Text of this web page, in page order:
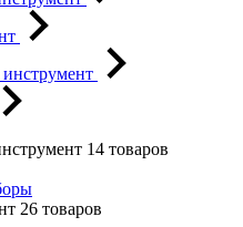
14 товаров
26 товаров